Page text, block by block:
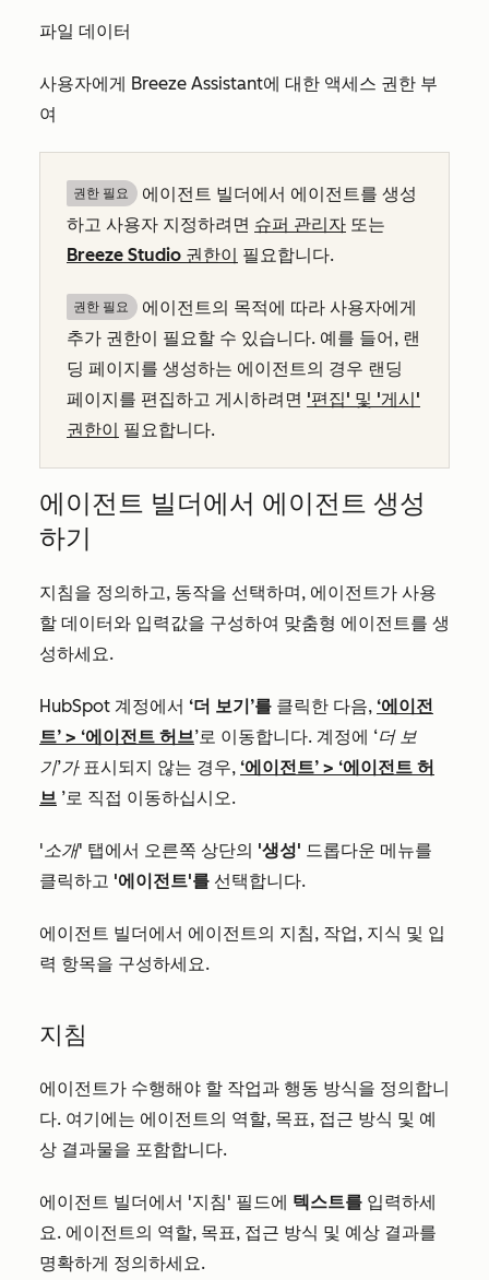
파일 데이터
사용자에게 Breeze Assistant에 대한 액세스 권한 부
여
권한 필요
에이전트 빌더에서 에이전트를 생성
하고 사용자 지정하려면 슈퍼 관리자 또는
Breeze Studio 권한이 필요합니다.
권한 필요
에이전트의 목적에 따라 사용자에게
추가 권한이 필요할 수 있습니다. 예를 들어, 랜
딩 페이지를 생성하는 에이전트의 경우 랜딩
페이지를 편집하고 게시하려면 '편집' 및 '게시'
권한이 필요합니다.
에이전트 빌더에서 에이전트 생성
하기
지침을 정의하고, 동작을 선택하며, 에이전트가 사용
할 데이터와 입력값을 구성하여 맞춤형 에이전트를 생
성하세요.
HubSpot 계정에서 ‘더 보기’를 클릭한 다음, ‘에이전
트’ > ‘에이전트 허브’로 이동합니다. 계정에 ‘더 보
기’가표시되지 않는 경우, ‘에이전트’ > ‘에이전트 허
브 ’로 직접 이동하십시오.
'소개' 탭에서 오른쪽 상단의 '생성' 드롭다운 메뉴를
클릭하고 '에이전트'를 선택합니다.
에이전트 빌더에서 에이전트의 지침, 작업, 지식 및 입
력 항목을 구성하세요.
지침
에이전트가 수행해야 할 작업과 행동 방식을 정의합니
다. 여기에는 에이전트의 역할, 목표, 접근 방식 및 예
상 결과물을 포함합니다.
에이전트 빌더에서 '지침' 필드에 텍스트를 입력하세
요. 에이전트의 역할, 목표, 접근 방식 및 예상 결과를
명확하게 정의하세요.